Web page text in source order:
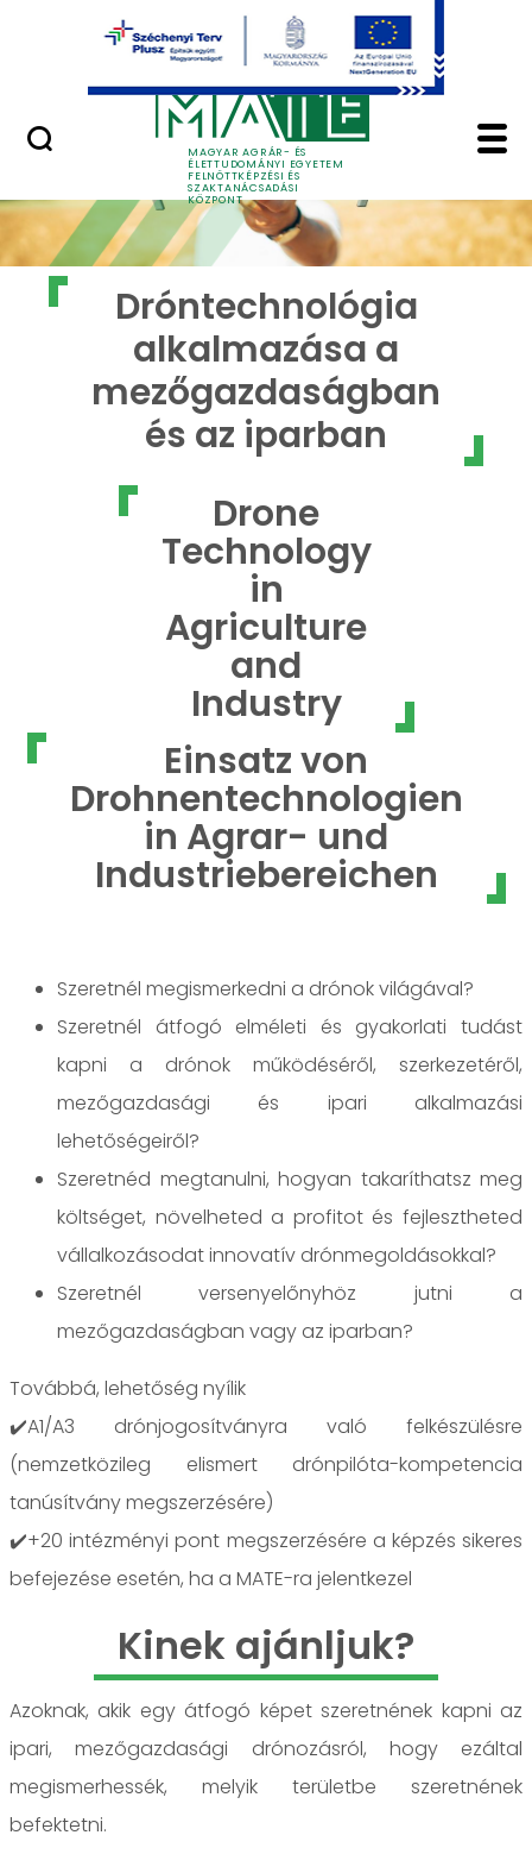
Ugrás a fő tartalomhoz
MAGYAR AGRÁR- ÉS
ÉLETTUDOMÁNYI EGYETEM
FELNŐTTKÉPZÉSI ÉS
SZAKTANÁCSADÁSI
KÖZPONT
Dróntechnológia
Dróntechnológia
alkalmazása a
mezőgazdaságban
és az iparban
Drone
Technology
in
Agriculture
and
Industry
Einsatz von
Drohnentechnologien
in Agrar- und
Industriebereichen
Szeretnél megismerkedni a drónok világával?
Szeretnél átfogó elméleti és gyakorlati tudást
kapni a drónok működéséről, szerkezetéről,
mezőgazdasági és ipari alkalmazási
lehetőségeiről?
Szeretnéd megtanulni, hogyan takaríthatsz meg
költséget, növelheted a profitot és fejlesztheted
vállalkozásodat innovatív drónmegoldásokkal?
Szeretnél versenyelőnyhöz jutni a
mezőgazdaságban vagy az iparban?
Továbbá, lehetőség nyílik
✔️A1/A3 drónjogosítványra való felkészülésre
(nemzetközileg elismert drónpilóta-kompetencia
tanúsítvány megszerzésére)
✔️+20 intézményi pont megszerzésére a képzés sikeres
befejezése esetén, ha a MATE-ra jelentkezel
Kinek ajánljuk?
Azoknak, akik egy átfogó képet szeretnének kapni az
ipari, mezőgazdasági drónozásról, hogy ezáltal
megismerhessék, melyik területbe szeretnének
befektetni.